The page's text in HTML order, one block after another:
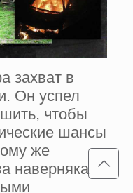
захват в
Он успел
чтобы
шансы
же
наверняка